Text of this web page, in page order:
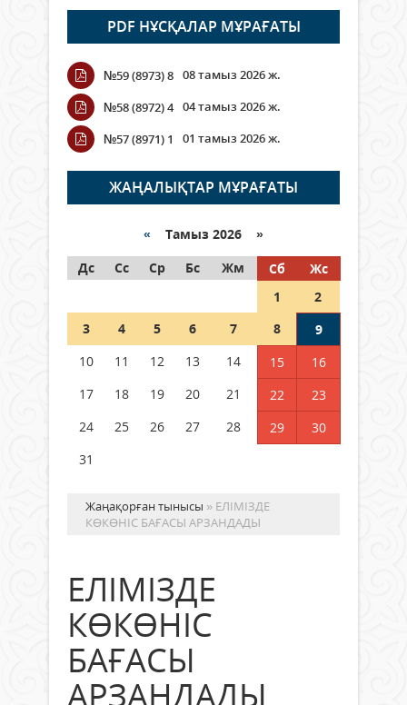
Open Air: Қызылорда облысы
полиция департаменті 20
мыңнан астам көрерменнің
қауіпсіздігін қамтамасыз етті
06 тамыз 2026 ж.
Wi-Fi ҚАБЫРҒА АРҚЫЛЫ ҚАЛАЙ
ӨТЕДІ?
06 тамыз 2026 ж. 278
граждане Казахстана,
05 тамыз 2026 ж. 160
Шетелде жүрген Қазақстан
азаматтары қалай дауыс бере
PDF НҰСҚАЛАР МҰРАҒАТЫ
№59 (8973) 8 08 тамыз 2026 ж.
№58 (8972) 4 04 тамыз 2026 ж.
№57 (8971) 1
01 тамыз 2026 ж.
ЖАҢАЛЫҚТАР МҰРАҒАТЫ
« Тамыз 2026 »
Дс
Сс Ср Бс Жм Сб
Жс
1
2
3
4 5 6 7 8
9
10
11 12 13 14 15
16
17
18 19 20 21 22
23
24
25 26 27 28 29
30
31
Жаңақорған тынысы » ЕЛІМІЗДЕ
КӨКӨНІС БАҒАСЫ АРЗАНДАДЫ
ЕЛІМІЗДЕ
КӨКӨНІС
БАҒАСЫ
АРЗАНДАДЫ